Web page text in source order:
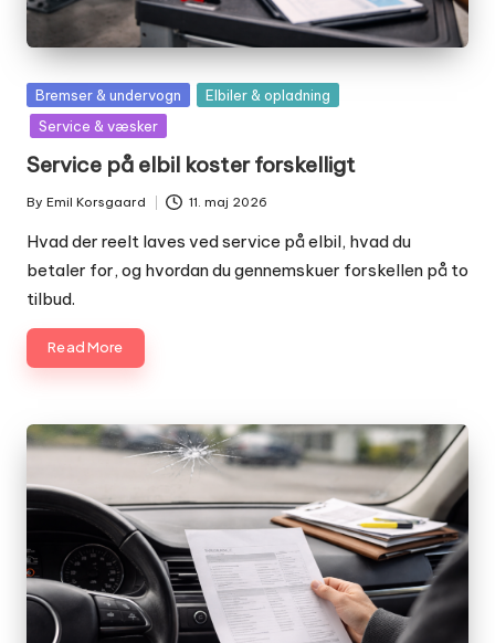
Posted
in
Bremser & undervogn
Elbiler & opladning
Service & væsker
Service på elbil koster forskelligt
Posted
by
By Emil Korsgaard 11. maj 2026
Hvad der reelt laves ved service på elbil, hvad du
betaler for, og hvordan du gennemskuer forskellen på to
tilbud.
Read More